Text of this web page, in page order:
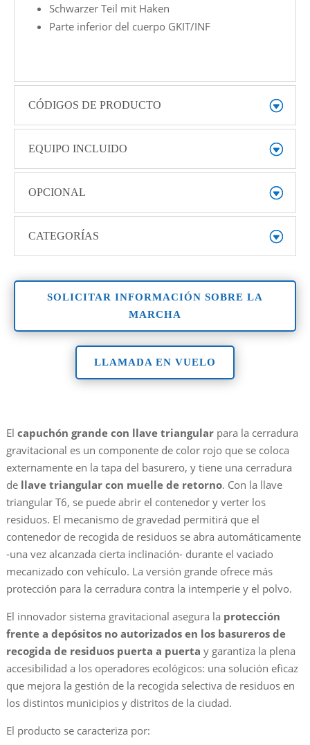
Schwarzer Teil mit Haken
Parte inferior del cuerpo GKIT/INF
CÓDIGOS DE PRODUCTO
EQUIPO INCLUIDO
OPCIONAL
CATEGORÍAS
SOLICITAR INFORMACIÓN SOBRE LA
MARCHA
LLAMADA EN VUELO
El capuchón grande con llave triangularpara la cerradura
gravitacional es un componente de color rojo que se coloca
externamente en la tapa del basurero, y tiene una cerradura
de llave triangular con muelle de retorno. Con la llave
triangular T6, se puede abrir el contenedor y verter los
residuos. El mecanismo de gravedad permitirá que el
contenedor de recogida de residuos se abra automáticamente
-una vez alcanzada cierta inclinación- durante el vaciado
mecanizado con vehículo. La versión grande ofrece más
protección para la cerradura contra la intemperie y el polvo.
El innovador sistema gravitacional asegura la protección
frente a depósitos no autorizados en los basureros de
recogida de residuos puerta a puerta y garantiza la plena
accesibilidad a los operadores ecológicos: una solución eficaz
que mejora la gestión de la recogida selectiva de residuos en
los distintos municipios y distritos de la ciudad.
El producto se caracteriza por: